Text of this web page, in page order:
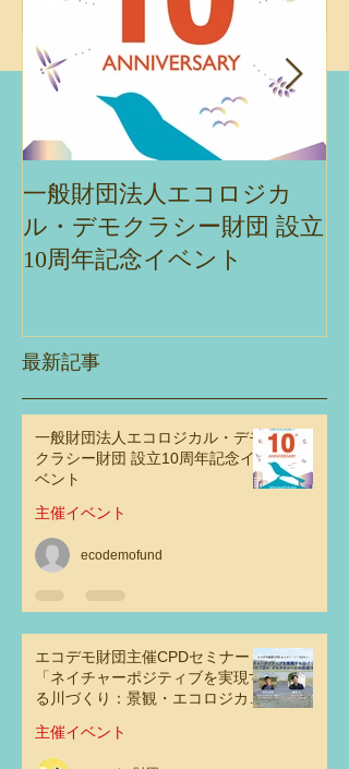
:Touch the people's
hearts, Scale up
Machizukuri
一般財団法人エコロジカ
ル・デモクラシー財団 設立
10周年記念イベント
最新記事
一般財団法人エコロジカル・デモ
クラシー財団 設立10周年記念イ
ベント
主催イベント
ecodemofund
エコデモ財団主催CPDセミナー
「ネイチャーポジティブを実現す
る川づくり：景観・エコロジカ
能性」
主催イベント